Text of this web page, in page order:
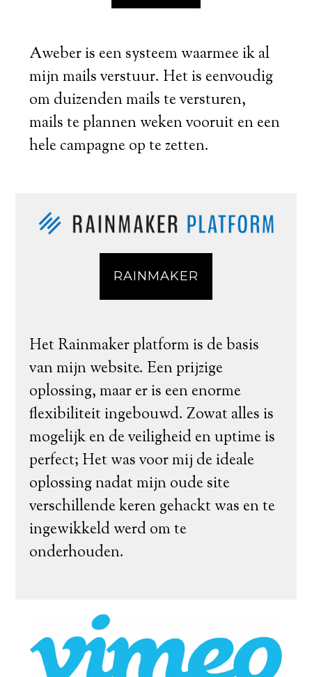
Aweber is een systeem waarmee ik al
mijn mails verstuur. Het is eenvoudig
om duizenden mails te versturen,
mails te plannen weken vooruit en een
hele campagne op te zetten.
RAINMAKER
Het Rainmaker platform is de basis
van mijn website. Een prijzige
oplossing, maar er is een enorme
flexibiliteit ingebouwd. Zowat alles is
mogelijk en de veiligheid en uptime is
perfect; Het was voor mij de ideale
oplossing nadat mijn oude site
verschillende keren gehackt was en te
ingewikkeld werd om te
onderhouden.